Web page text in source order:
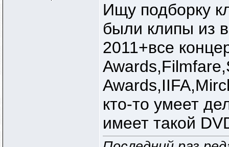
Ищу подборку
были клипы из
2011+все
кто-то умеет
имеет такой